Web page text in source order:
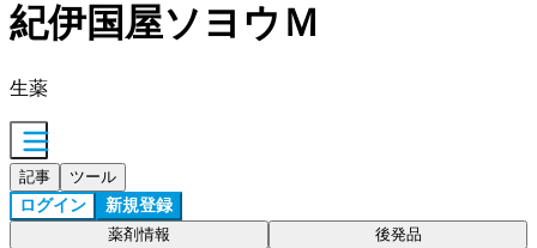
紀伊国屋ソヨウＭ
生薬
記事 ツール
ログイン 新規登録
薬剤情報 後発品